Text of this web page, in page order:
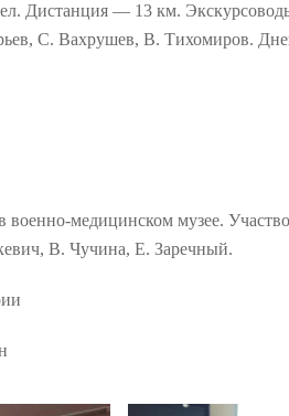
Дистанция — 13 км.
С. Вахрушев, В. Тихомиров.
военно-медицинском музее.
В. Чучина, Е. Заречный.